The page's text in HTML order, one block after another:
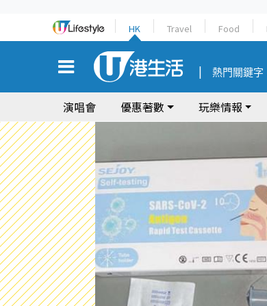
HK Travel Food
熱門關鍵字
演唱會 優惠著數 玩樂情報